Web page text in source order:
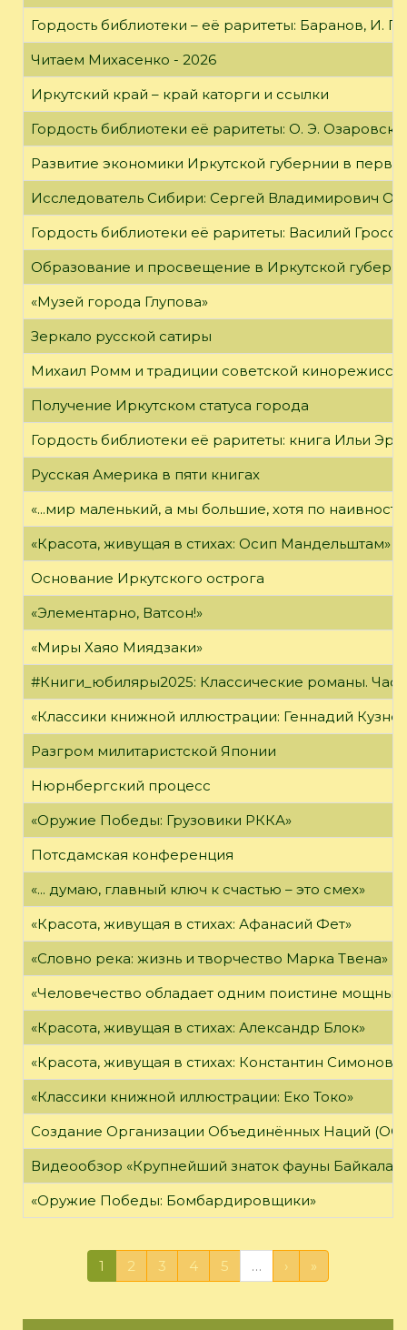
Гордость библиотеки – её раритеты: Баранов, И.
Читаем Михасенко - 2026
Иркутский край – край каторги и ссылки
Гордость библиотеки её раритеты: О. Э.
Развитие экономики Иркутской губернии в
Исследователь Сибири: Сергей Владимирович
Гордость библиотеки её раритеты: Василий
Образование и просвещение в Иркутской
«Музей города Глупова»
Зеркало русской сатиры
Михаил Ромм и традиции советской
Получение Иркутском статуса города
Гордость библиотеки её раритеты: книга Ильи
Русская Америка в пяти книгах
«...мир маленький, а мы большие, хотя по
«Красота, живущая в стихах: Осип Мандельштам»
Основание Иркутского острога
«Элементарно, Ватсон!»
«Миры Хаяо Миядзаки»
#Книги_юбиляры2025: Классические романы.
«Классики книжной иллюстрации: Геннадий
Разгром милитаристской Японии
Нюрнбергский процесс
«Оружие Победы: Грузовики РККА»
Потсдамская конференция
«... думаю, главный ключ к счастью – это смех»
«Красота, живущая в стихах: Афанасий Фет»
«Словно река: жизнь и творчество Марка Твена»
«Человечество обладает одним поистине
«Красота, живущая в стихах: Александр Блок»
«Красота, живущая в стихах: Константин Симонов»
«Классики книжной иллюстрации: Еко Токо»
Создание Организации Объединённых Наций
Видеообзор «Крупнейший знаток фауны Байкала»
«Оружие Победы: Бомбардировщики»
1 2 3 4 5 … › »